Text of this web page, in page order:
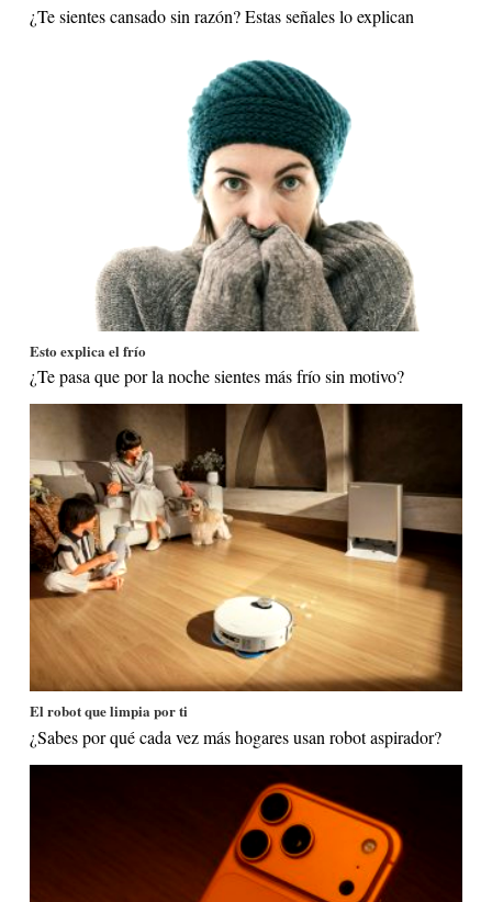
¿Te sientes cansado sin razón? Estas señales lo explican
Esto explica el frío
¿Te pasa que por la noche sientes más frío sin motivo?
El robot que limpia por ti
¿Sabes por qué cada vez más hogares usan robot aspirador?